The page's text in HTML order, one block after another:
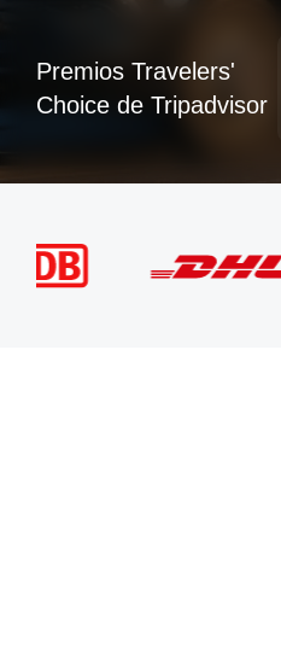
Premios Travelers'
Choice de Tripadvisor